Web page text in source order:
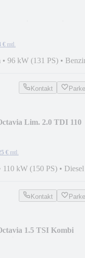
€ mtl.
• 96 kW (131 PS) •
Kontakt
Lim. 2.0 TDI 110
€ mtl.
110 kW (150 PS) • Diesel
Kontakt
1.5 TSI Kombi